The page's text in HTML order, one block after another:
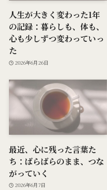
人生が大きく変わった1年
の記録：暮らしも、体も、
心も少しずつ変わっていっ
た
2026年6月26日
最近、心に残った言葉た
ち：ばらばらのまま、つな
がっていく
2026年6月7日